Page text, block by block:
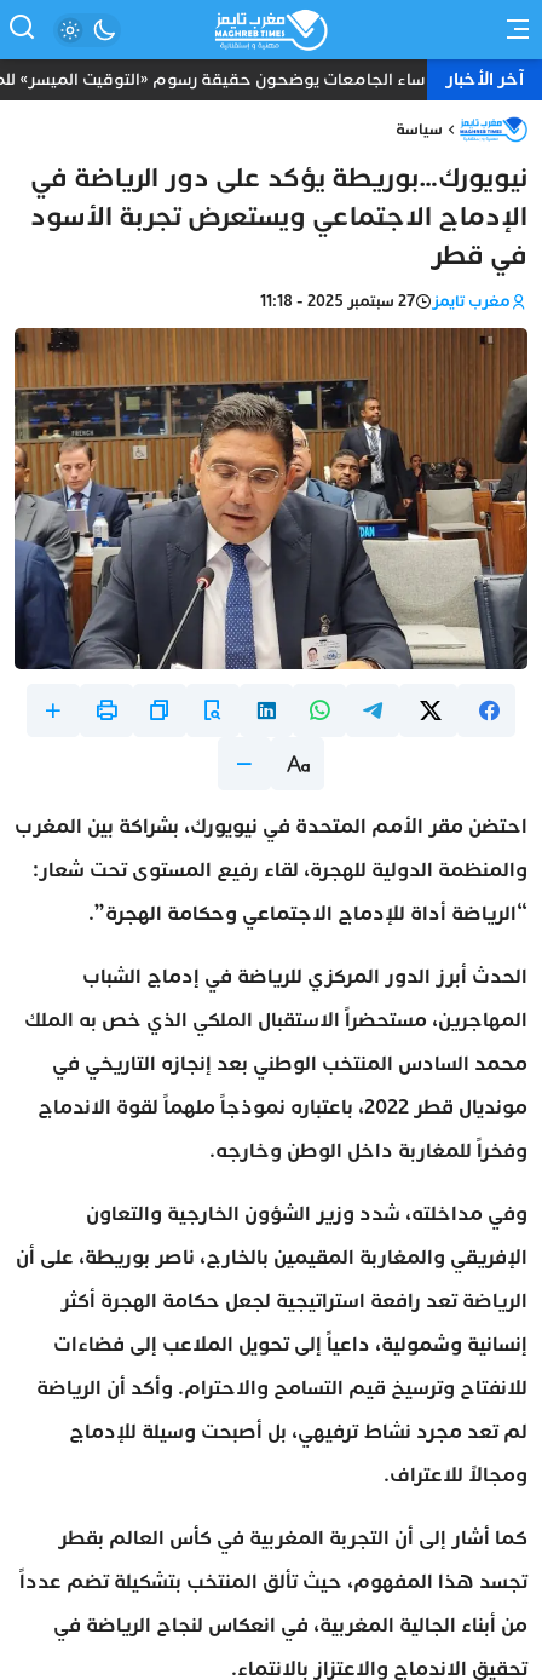
آخر الأخباررؤساء الجامعات يوضحون حقيقة رسوم «التوقيت الميسر»
سياسة
نيويورك…بوريطة يؤكد على دور الرياضة في
الإدماج الاجتماعي ويستعرض تجربة الأسود
في قطر
مغرب تايمز 27 سبتمبر 2025 - 11:18
احتضن مقر الأمم المتحدة في نيويورك، بشراكة بين المغرب
والمنظمة الدولية للهجرة، لقاء رفيع المستوى تحت شعار:
“الرياضة أداة للإدماج الاجتماعي وحكامة الهجرة”.
الحدث أبرز الدور المركزي للرياضة في إدماج الشباب
المهاجرين، مستحضراً الاستقبال الملكي الذي خص به الملك
محمد السادس المنتخب الوطني بعد إنجازه التاريخي في
مونديال قطر 2022، باعتباره نموذجاً ملهماً لقوة الاندماج
وفخراً للمغاربة داخل الوطن وخارجه.
وفي مداخلته، شدد وزير الشؤون الخارجية والتعاون
الإفريقي والمغاربة المقيمين بالخارج، ناصر بوريطة، على أن
الرياضة تعد رافعة استراتيجية لجعل حكامة الهجرة أكثر
إنسانية وشمولية، داعياً إلى تحويل الملاعب إلى فضاءات
للانفتاح وترسيخ قيم التسامح والاحترام. وأكد أن الرياضة
لم تعد مجرد نشاط ترفيهي، بل أصبحت وسيلة للإدماج
ومجالاً للاعتراف.
كما أشار إلى أن التجربة المغربية في كأس العالم بقطر
تجسد هذا المفهوم، حيث تألق المنتخب بتشكيلة تضم عدداً
من أبناء الجالية المغربية، في انعكاس لنجاح الرياضة في
تحقيق الاندماج والاعتزاز بالانتماء.